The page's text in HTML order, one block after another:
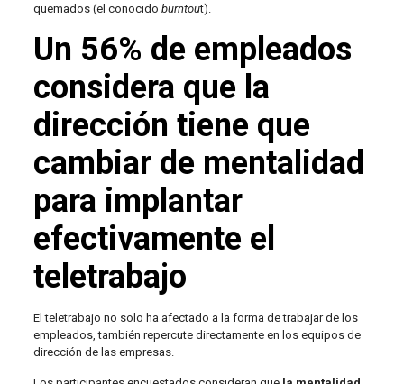
quemados (el conocido burntout).
Un 56% de empleados
considera que la
dirección tiene que
cambiar de mentalidad
para implantar
efectivamente el
teletrabajo
El teletrabajo no solo ha afectado a la forma de trabajar de los
empleados, también repercute directamente en los equipos de
dirección de las empresas.